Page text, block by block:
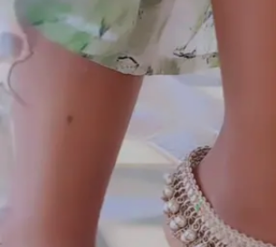
खूबसूरत लुक पा सकती हैं।
Image credits: pinterest